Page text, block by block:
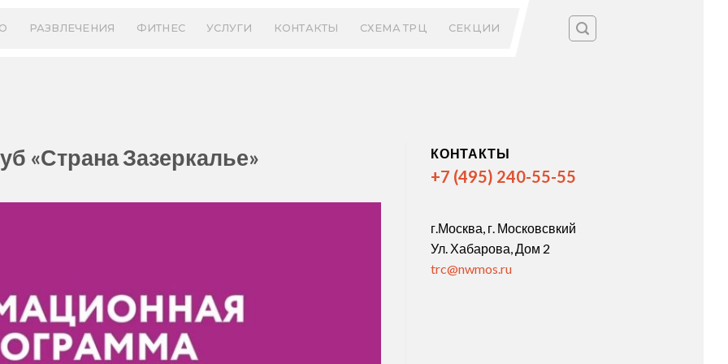
РАЗВЛЕЧЕНИЯ ФИТНЕС УСЛУГИ КОНТАКТЫ СХЕМА ТРЦ СЕКЦИИ
«Страна Зазеркалье» КОНТАКТЫ
+7 (495) 240-55-55
г.Москва, г. Московсвкий
Ул. Хабарова, Дом 2
trc@nwmos.ru